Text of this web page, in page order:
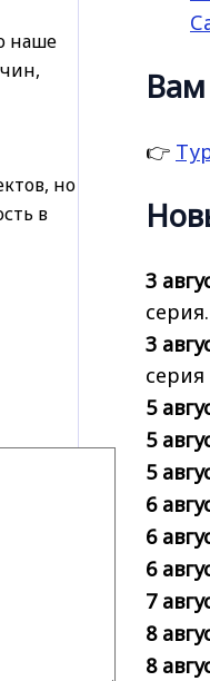
наше
но
в
Вам
👉
3
серия.
3
серия
5
5
5
6
6
6
7
8
8